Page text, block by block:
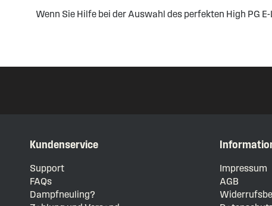
Wenn Sie Hilfe bei der Auswahl des perfekten High PG
Kundenservice
Support
FAQs
Dampfneuling?
Impressum
AGB